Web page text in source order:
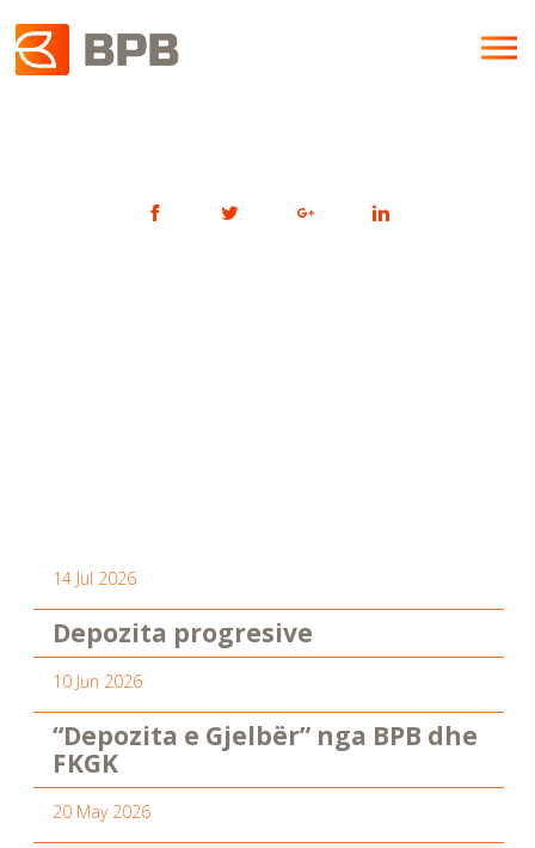
14 Jul 2026
Depozita progresive
10 Jun 2026
“Depozita e Gjelbër” nga BPB dhe
FKGK
20 May 2026